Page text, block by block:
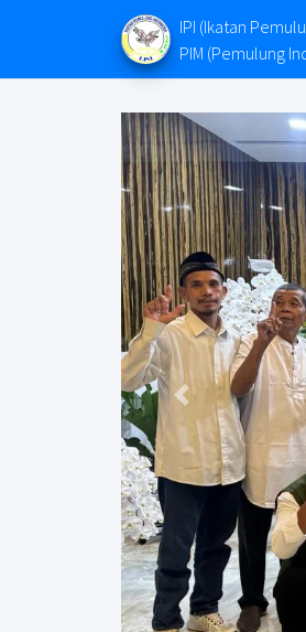
IPI (Ikatan
PIM (Pemulung
Previous